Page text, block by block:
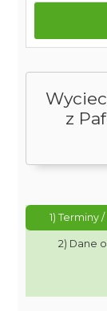
z
1) Terminy
2) Dane